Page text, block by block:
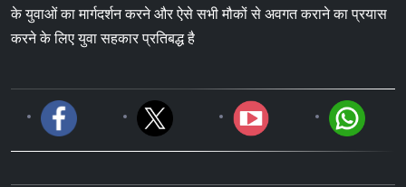
के युवाओं का मार्गदर्शन करने और ऐसे सभी मौकों से अवगत कराने का प्रयास
करने के लिए युवा सहकार प्रतिबद्ध है